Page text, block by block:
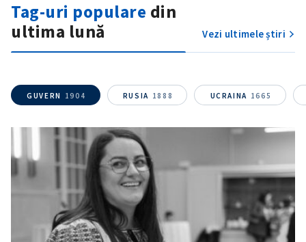
SUSȚINE
Tag-uri populare din
ultima lună
Vezi ultimele știri
GUVERN 1904 RUSIA 1888 UCRAINA 1665